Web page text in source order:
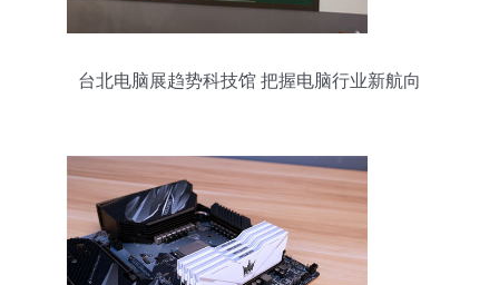
台北电脑展趋势科技馆 把握电脑行业新航向